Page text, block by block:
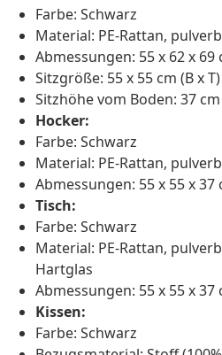
Farbe: Schwarz
Material: PE-Rattan,
Abmessungen: 55 x 62 x 69
Sitzgröße: 55 x 55 cm (B x T)
Sitzhöhe vom Boden: 37 cm
Hocker:
Farbe: Schwarz
Material: PE-Rattan,
Abmessungen: 55 x 55 x 37
Tisch:
Farbe: Schwarz
Material: PE-Rattan,
Hartglas
Abmessungen: 55 x 55 x 37
Kissen:
Farbe: Schwarz